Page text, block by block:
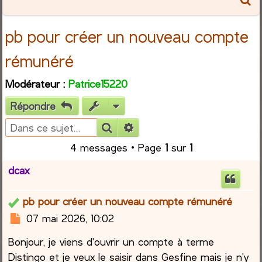
pb pour créer un nouveau compte
rémunéré
Modérateur : Patrice15220
Répondre
Rechercher
4 messages • Page 1sur 1
dcax
pb pour créer un nouveau compte rémunéré
M
s
s
07 mai 2026, 10:02
Bonjour, je viens d'ouvrir un compte à terme
Distingo et je veux le saisir dans Gesfine mais je n'y